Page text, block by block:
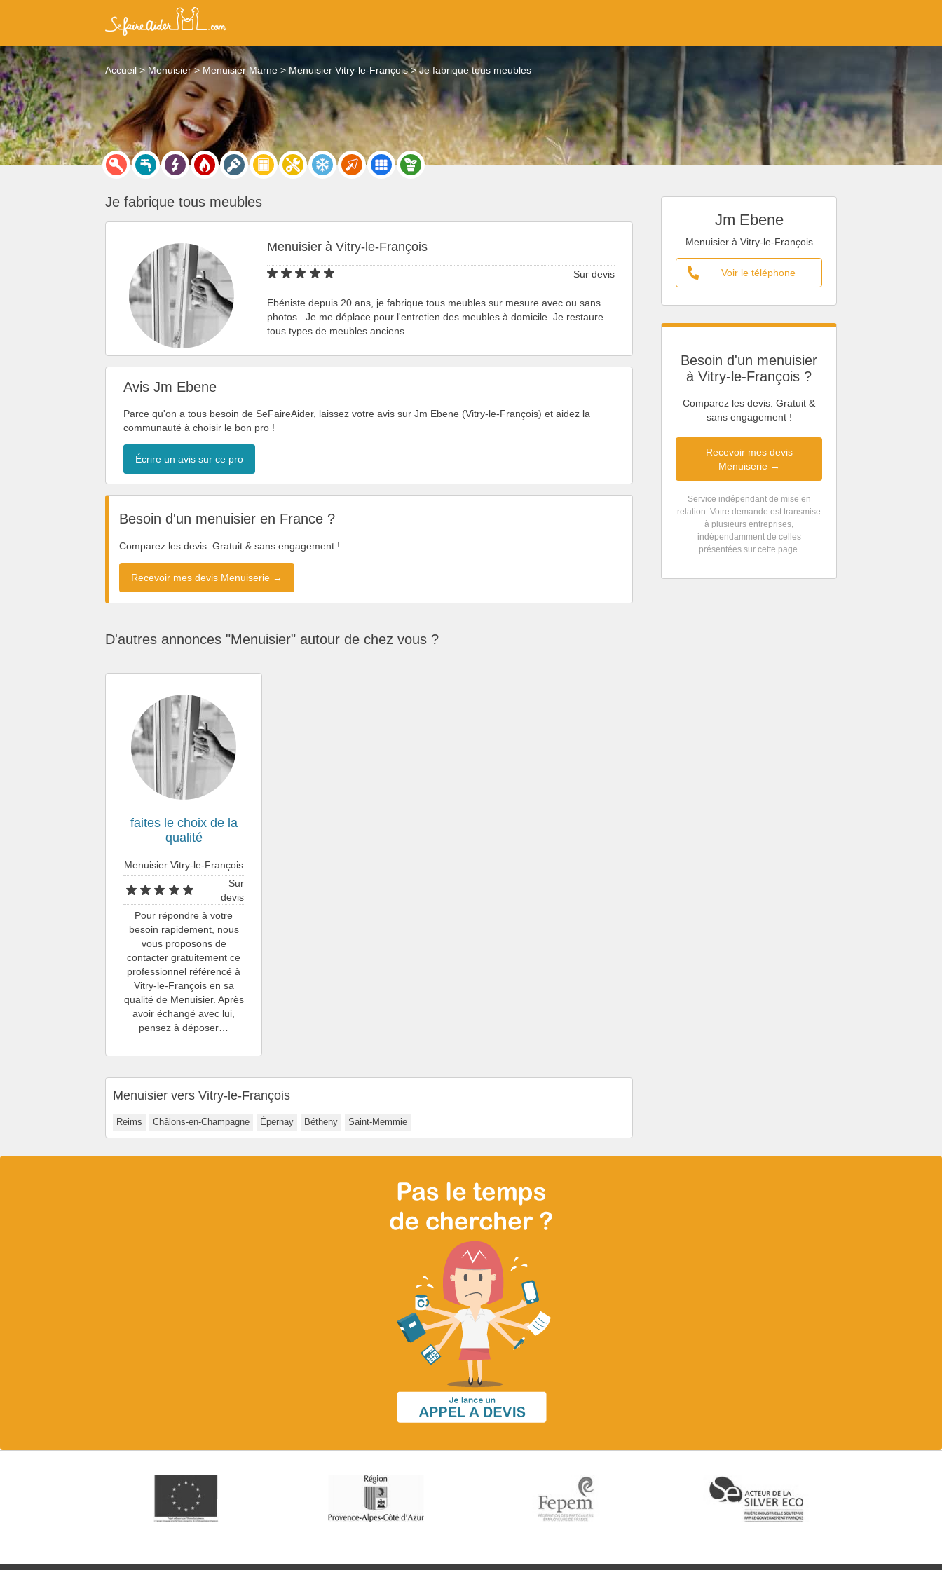
Accueil Menuisier Menuisier Marne Menuisier Vitry-le-François Je fabrique tous meubles
Jm Ebene
Menuisier à Vitry-le-François
Voir le téléphone
Besoin d'un menuisier
à Vitry-le-François ?
Comparez les devis. Gratuit &
sans engagement !
Recevoir mes devis
Menuiserie →
Service indépendant de mise en
relation. Votre demande est transmise
à plusieurs entreprises,
indépendamment de celles
présentées sur cette page.
Je fabrique tous meubles
Menuisier à Vitry-le-François
Sur devis
Ebéniste depuis 20 ans, je fabrique tous meubles sur mesure avec ou sans
photos . Je me déplace pour l'entretien des meubles à domicile. Je restaure
tous types de meubles anciens.
Avis Jm Ebene
Parce qu'on a tous besoin de SeFaireAider, laissez votre avis sur Jm Ebene (Vitry-le-François) et aidez la
communauté à choisir le bon pro !
Écrire un avis sur ce pro
Besoin d'un menuisier en France ?
Comparez les devis. Gratuit & sans engagement !
Recevoir mes devis Menuiserie →
D'autres annonces "Menuisier" autour de chez vous ?
faites le choix de la
qualité
Menuisier Vitry-le-François
Sur
devis
Pour répondre à votre
besoin rapidement, nous
vous proposons de
contacter gratuitement ce
professionnel référencé à
Vitry-le-François en sa
qualité de Menuisier. Après
avoir échangé avec lui,
pensez à déposer…
Menuisier vers Vitry-le-François
Reims Châlons-en-Champagne Épernay Bétheny Saint-Memmie